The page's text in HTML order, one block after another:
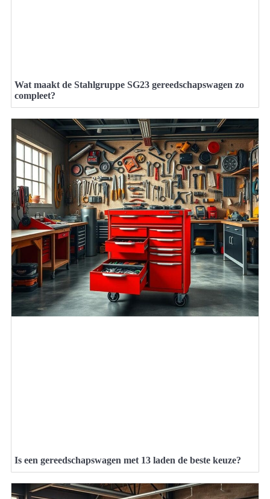
Wat maakt de Stahlgruppe SG23 gereedschapswagen zo
compleet?
Is een gereedschapswagen met 13 laden de beste keuze?